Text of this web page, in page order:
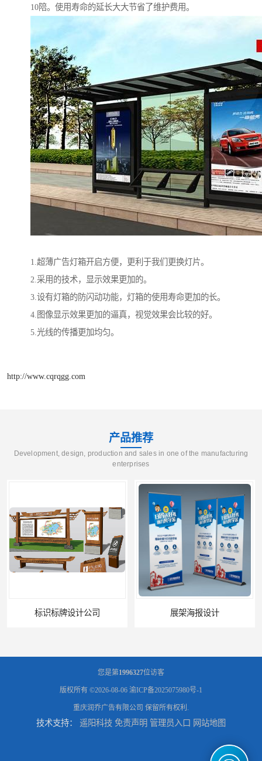
10陪。使用寿命的延长大大节省了维护费用。
1.超薄广告灯箱开启方便，更利于我们更换灯片。
2.采用的技术，显示效果更加的。
3.设有灯箱的防闪动功能，灯箱的使用寿命更加的长。
4.图像显示效果更加的逼真，视觉效果会比较的好。
5.光线的传播更加均匀。
http://www.cqrqgg.com
产品推荐
Development, design, production and sales in one of the manufacturing
enterprises
标识标牌设计公司 展架海报设计
您是第1996327位访客
版权所有 ©2026-08-06 渝ICP备2025075980号-1
重庆润乔广告有限公司 保留所有权利.
技术支持： 遥阳科技 免责声明 管理员入口 网站地图